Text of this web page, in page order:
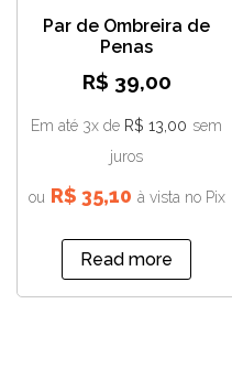
Par de Ombreira de
Penas
R$ 39,00
Em até 3x de R$ 13,00 sem
juros
ou R$ 35,10 à vista no Pix
Read more